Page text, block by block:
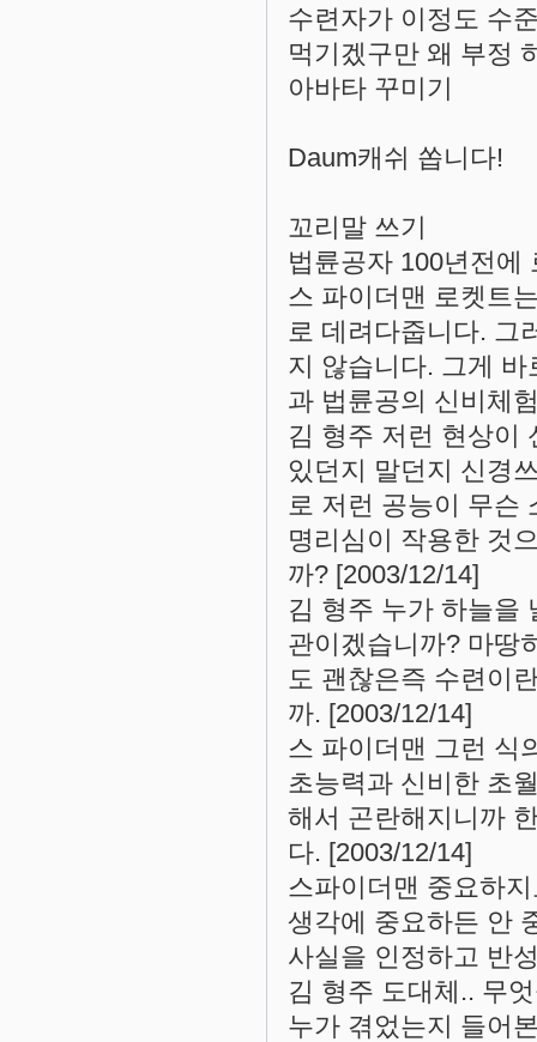
수련자가 이정도 수
먹기겠구만 왜 부정
아바타 꾸미기
Daum캐쉬 쏩니다!
꼬리말 쓰기
법륜공자 100년전에
스 파이더맨 로켓트
로 데려다줍니다. 그
지 않습니다. 그게
과 법륜공의 신비체
김 형주 저런 현상이
있던지 말던지 신경
로 저런 공능이 무슨
명리심이 작용한 것
까? [2003/12/14]
김 형주 누가 하늘을
관이겠습니까? 마땅
도 괜찮은즉 수련이
까. [2003/12/14]
스 파이더맨 그런 식
초능력과 신비한 초
해서 곤란해지니까
다. [2003/12/14]
스파이더맨 중요하
생각에 중요하든 안
사실을 인정하고 반
김 형주 도대체.. 무
누가 겪었는지 들어